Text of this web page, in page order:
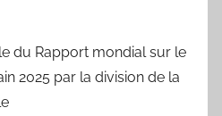
du Rapport mondial sur le
2025 par la division de la